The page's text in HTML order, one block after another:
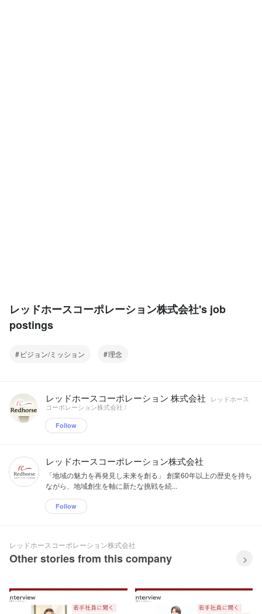
レッドホースコーポレーション株式会社's job
postings
ビジョン/ミッション 理念
レッドホースコーポレーション 株式会社
レッドホース
コーポレーション株式会社 /
Follow
レッドホースコーポレーション株式会社
「地域の魅力を再発見し未来を創る」 創業60年以上の歴史を持ち
ながら、地域創生を軸に新たな挑戦を続...
Follow
レッドホースコーポレーション株式会社
Other stories from this company